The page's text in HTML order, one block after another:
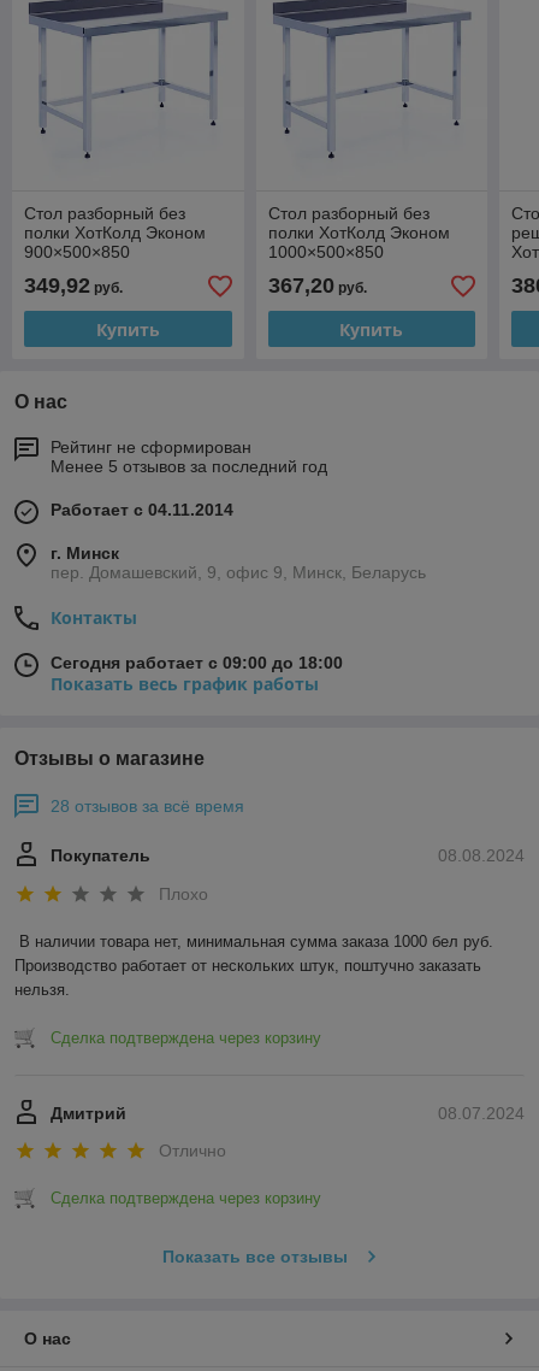
Стол разборный без
полки ХотКолд Эконом
900×500×850
349,92 руб.
Купить
Стол разборный без
полки ХотКолд Эконом
1000×500×850
367,20руб.
Купить
О нас
Рейтинг не сформирован
Менее 5 отзывов за последний год
Работает с 04.11.2014
г. Минск
пер. Домашевский, 9, офис 9, Минск, Беларусь
Контакты
Сегодня работает с 09:00 до 18:00
Показать весь график работы
Отзывы о магазине
28 отзывов за всё время
08.08.2024
Покупатель
Плохо
В наличии товара нет, минимальная сумма заказа 1000 бел руб.
Производство работает от нескольких штук, поштучно заказать
нельзя.
Сделка подтверждена через корзину
08.07.2024
Дмитрий
Отлично
Сделка подтверждена через корзину
Показать все отзывы
О нас